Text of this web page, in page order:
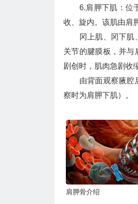
6.肩胛下肌：位于
收、旋内。该肌由肩
冈上肌、冈下肌、
关节的腱膜板，并与
剧创时，肌肉急剧收
由背面观察腋腔后
察时为肩胛下肌）。
肩胛骨介绍